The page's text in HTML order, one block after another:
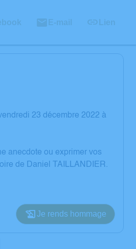
E-mail Lien
23 décembre 2022 à
anecdote ou exprimer vos
de Daniel TAILLANDIER.
Je rends hommage